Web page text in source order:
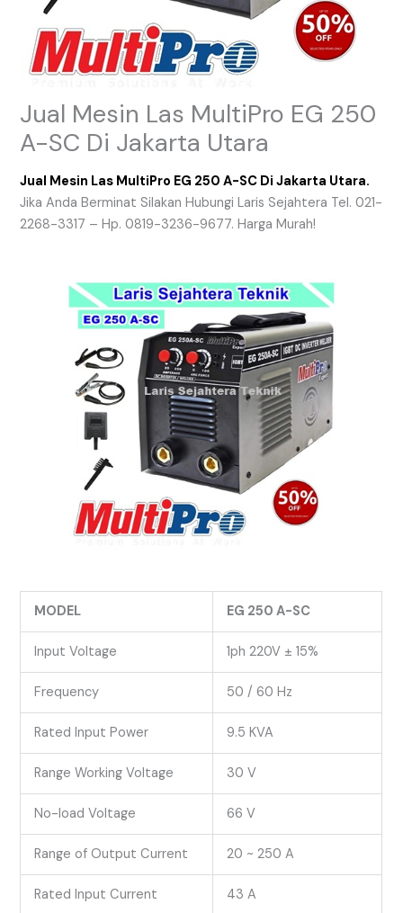
Jual Mesin Las MultiPro EG 250
A-SC Di Jakarta Utara
Jual Mesin Las MultiPro EG 250 A-SC Di Jakarta Utara.
Jika Anda Berminat Silakan Hubungi Laris Sejahtera Tel. 021-
2268-3317 – Hp. 0819-3236-9677. Harga Murah!
MODEL EG 250 A-SC
Input Voltage 1ph 220V ± 15%
Frequency 50 / 60 Hz
Rated Input Power 9.5 KVA
Range Working Voltage 30 V
No-load Voltage 66 V
Range of Output Current 20 ~ 250 A
Rated Input Current 43 A